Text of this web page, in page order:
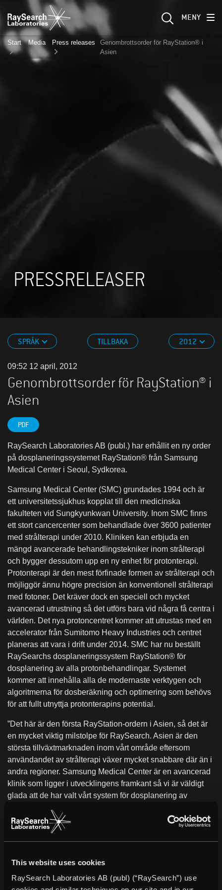
This website uses cookies
RaySearch Laboratories AB (publ) (“RaySearch”) use
MENY
Start Media Press releases
Genombrottsorder för RayStation® i
Asien
PRESSRELEASER
SPRÅK TILLBAKA 2012
09:52 12 april, 2012
Genombrottsorder för RayStation® i
Asien
PDF
RaySearch Laboratories AB (publ.) har erhållit en ny order
på dosplaneringssystemet RayStation® från Samsung
Medical Center i Seoul, Sydkorea.
Samsung Medical Center (SMC) grundades 1994 och är
ett universitetssjukhus kopplat till den medicinska
fakulteten vid Sungkyunkwan University. Inom SMC finns
ett stort cancercenter som behandlade över 3600 patienter
med strålterapi under 2010. Kliniken kan erbjuda en
mängd avancerade behandlingstekniker inom strålterapi
och bygger dessutom upp en ny enhet för protonterapi.
Protonterapi är den mest förfinade formen av strålterapi och
möjliggör ännu högre precision än konventionell strålterapi
med fotoner. Det kräver dock en speciell och mycket
avancerad utrustning så det utförs bara vid några få centra i
världen. Det nya protoncentret kommer att utrustas med en
accelerator från Sumitomo Heavy Industries och centret
planeras att vara i drift under 2014. SMC har nu beställt
RaySearchs dosplaneringssystem RayStation® för
dosplanering av alla protonbehandlingar. Systemet
kommer att innehålla alla de modernaste verktygen och
algoritmerna för dosberäkning och optimering som behövs
för att fullt utnyttja protonterapins potential.
”Det här är den första RayStation-ordern i Asien, så det är
en mycket viktig milstolpe för RaySearch. Asien är den
största tillväxtmarknaden inom vårt område eftersom
användandet av strålterapi växer mycket snabbare där än i
andra regioner. Samsung Medical Center är en avancerad
klinik som ligger i utvecklingens framkant så vi är väldigt
glada att de har valt vårt system för dosplanering av
som utvecklas fort och jag är övertygad om att den här
ordern stärker vår position i det segmentet”, säger Johan
Löf, VD för RaySearch.
Om RayStation®
RayStation® innehåller alla RaySearchs avancerade
dosplaneringslösningar integrerade i ett flexibelt